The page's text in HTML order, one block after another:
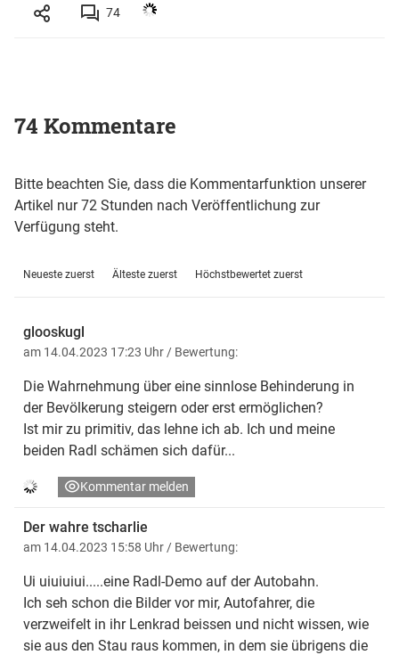
74
74 Kommentare
Bitte beachten Sie, dass die Kommentarfunktion unserer
Artikel nur 72 Stunden nach Veröffentlichung zur
Verfügung steht.
Neueste zuerst Älteste zuerst Höchstbewertet zuerst
glooskugl
am 14.04.2023 17:23 Uhr / Bewertung:
Die Wahrnehmung über eine sinnlose Behinderung in
der Bevölkerung steigern oder erst ermöglichen?
Ist mir zu primitiv, das lehne ich ab. Ich und meine
beiden Radl schämen sich dafür...
Kommentar melden
Der wahre tscharlie
am 14.04.2023 15:58 Uhr / Bewertung:
Ui uiuiuiui.....eine Radl-Demo auf der Autobahn.
Ich seh schon die Bilder vor mir, Autofahrer, die
verzweifelt in ihr Lenkrad beissen und nicht wissen, wie
sie aus den Stau raus kommen, in dem sie übrigens die